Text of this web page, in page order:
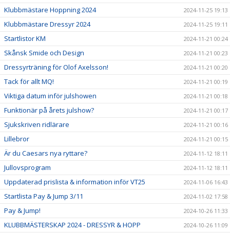
Klubbmästare Hoppning 2024 2024-11-25 19:13
Klubbmästare Dressyr 2024 2024-11-25 19:11
Startlistor KM 2024-11-21 00:24
Skånsk Smide och Design 2024-11-21 00:23
Dressyrträning för Olof Axelsson! 2024-11-21 00:20
Tack för allt MQ! 2024-11-21 00:19
Viktiga datum inför julshowen 2024-11-21 00:18
Funktionär på årets julshow? 2024-11-21 00:17
Sjukskriven ridlärare 2024-11-21 00:16
Lillebror 2024-11-21 00:15
Är du Caesars nya ryttare? 2024-11-12 18:11
Jullovsprogram 2024-11-12 18:11
Uppdaterad prislista & information inför VT25 2024-11-06 16:43
Startlista Pay & Jump 3/11 2024-11-02 17:58
Pay & Jump! 2024-10-26 11:33
KLUBBMÄSTERSKAP 2024 - DRESSYR & HOPP 2024-10-26 11:09